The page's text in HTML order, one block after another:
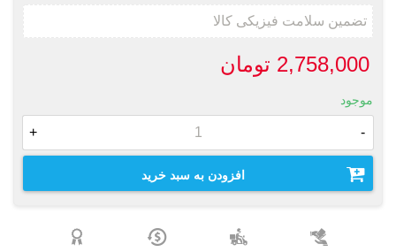
2,758,000 تومان
موجود
-
+
افزودن به سبد خرید